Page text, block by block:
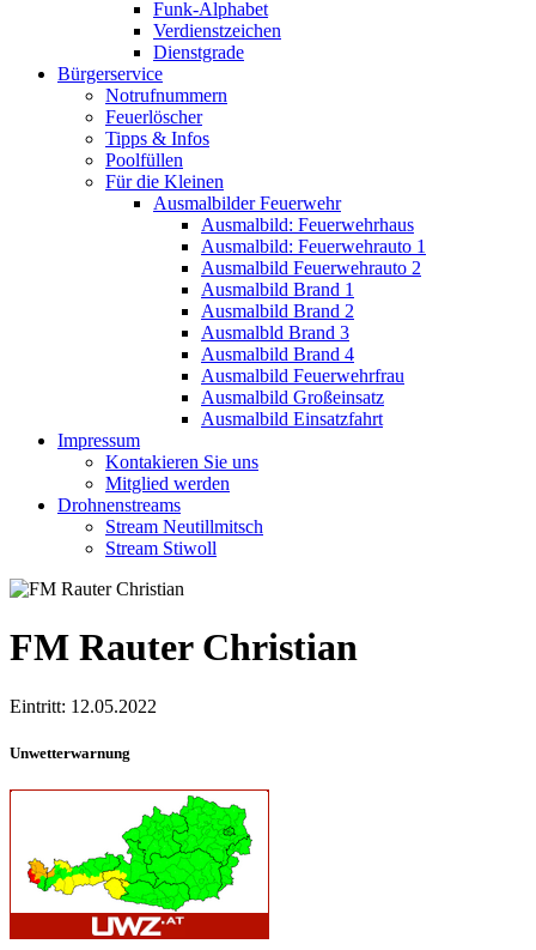
Funk-Alphabet
Verdienstzeichen
Dienstgrade
Bürgerservice
Notrufnummern
Feuerlöscher
Tipps & Infos
Poolfüllen
Für die Kleinen
Ausmalbilder Feuerwehr
Ausmalbild: Feuerwehrhaus
Ausmalbild: Feuerwehrauto 1
Ausmalbild Feuerwehrauto 2
Ausmalbild Brand 1
Ausmalbild Brand 2
Ausmalbld Brand 3
Ausmalbild Brand 4
Ausmalbild Feuerwehrfrau
Ausmalbild Großeinsatz
Ausmalbild Einsatzfahrt
Impressum
Kontakieren Sie uns
Mitglied werden
Drohnenstreams
Stream Neutillmitsch
Stream Stiwoll
FM Rauter Christian
Eintritt: 12.05.2022
Unwetterwarnung